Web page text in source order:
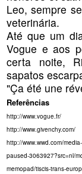
Leo, sempre
veterinária.
Até que um
Vogue e aos
certa noite,
sapatos
"Ça été une
Referências
http://www.vogue.fr/
http://www.givenchy.com/
http://www.wwd.com/
paused-3063927?src=nl/
memopad/tiscis-trans-